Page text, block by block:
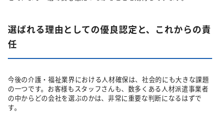
選ばれる理由としての優良認定と、これからの責
任
今後の介護・福祉業界における人材確保は、社会的にも大きな課題
の一つです。お客様もスタッフさんも、数多くある人材派遣事業者
の中からどの会社を選ぶのかは、非常に重要な判断になるはずで
す。